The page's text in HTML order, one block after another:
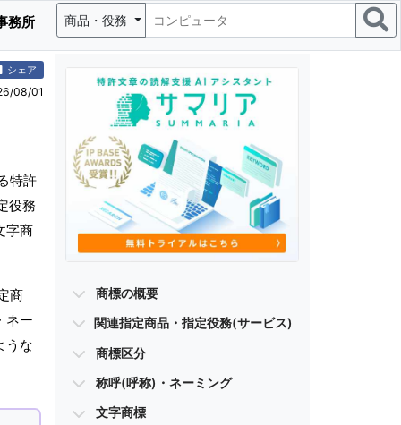
務所 商品・役務
シェア
08/01
特許
役務
字商
商
ネー
うな
商標の概要
関連指定商品・指定役務(サービス)
商標区分
称呼(呼称)・ネーミング
文字商標